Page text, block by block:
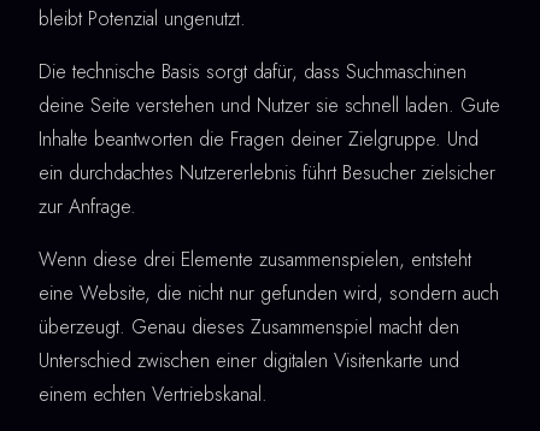
bleibt Potenzial ungenutzt.
Die technische Basis sorgt dafür, dass Suchmaschinen
deine Seite verstehen und Nutzer sie schnell laden. Gute
Inhalte beantworten die Fragen deiner Zielgruppe. Und
ein durchdachtes Nutzererlebnis führt Besucher zielsicher
zur Anfrage.
Wenn diese drei Elemente zusammenspielen, entsteht
eine Website, die nicht nur gefunden wird, sondern auch
überzeugt. Genau dieses Zusammenspiel macht den
Unterschied zwischen einer digitalen Visitenkarte und
einem echten Vertriebskanal.